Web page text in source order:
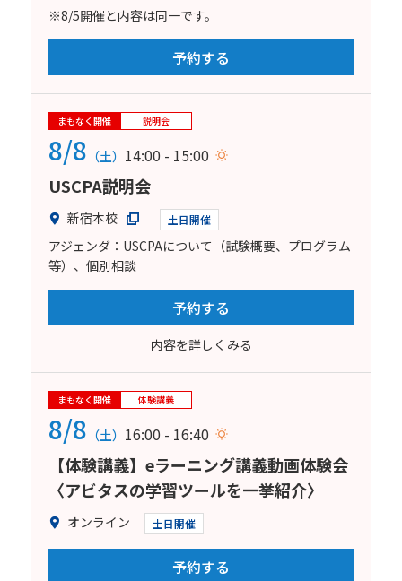
※8/5開催と内容は同一です。
予約する
まもなく開催 説明会
8/8 （土） 14:00 - 15:00
USCPA説明会
新宿本校 土日開催
アジェンダ：USCPAについて（試験概要、プログラム
等）、個別相談
予約する
内容を詳しくみる
まもなく開催 体験講義
8/8 （土） 16:00 - 16:40
【体験講義】eラーニング講義動画体験会
〈アビタスの学習ツールを一挙紹介〉
オンライン 土日開催
予約する